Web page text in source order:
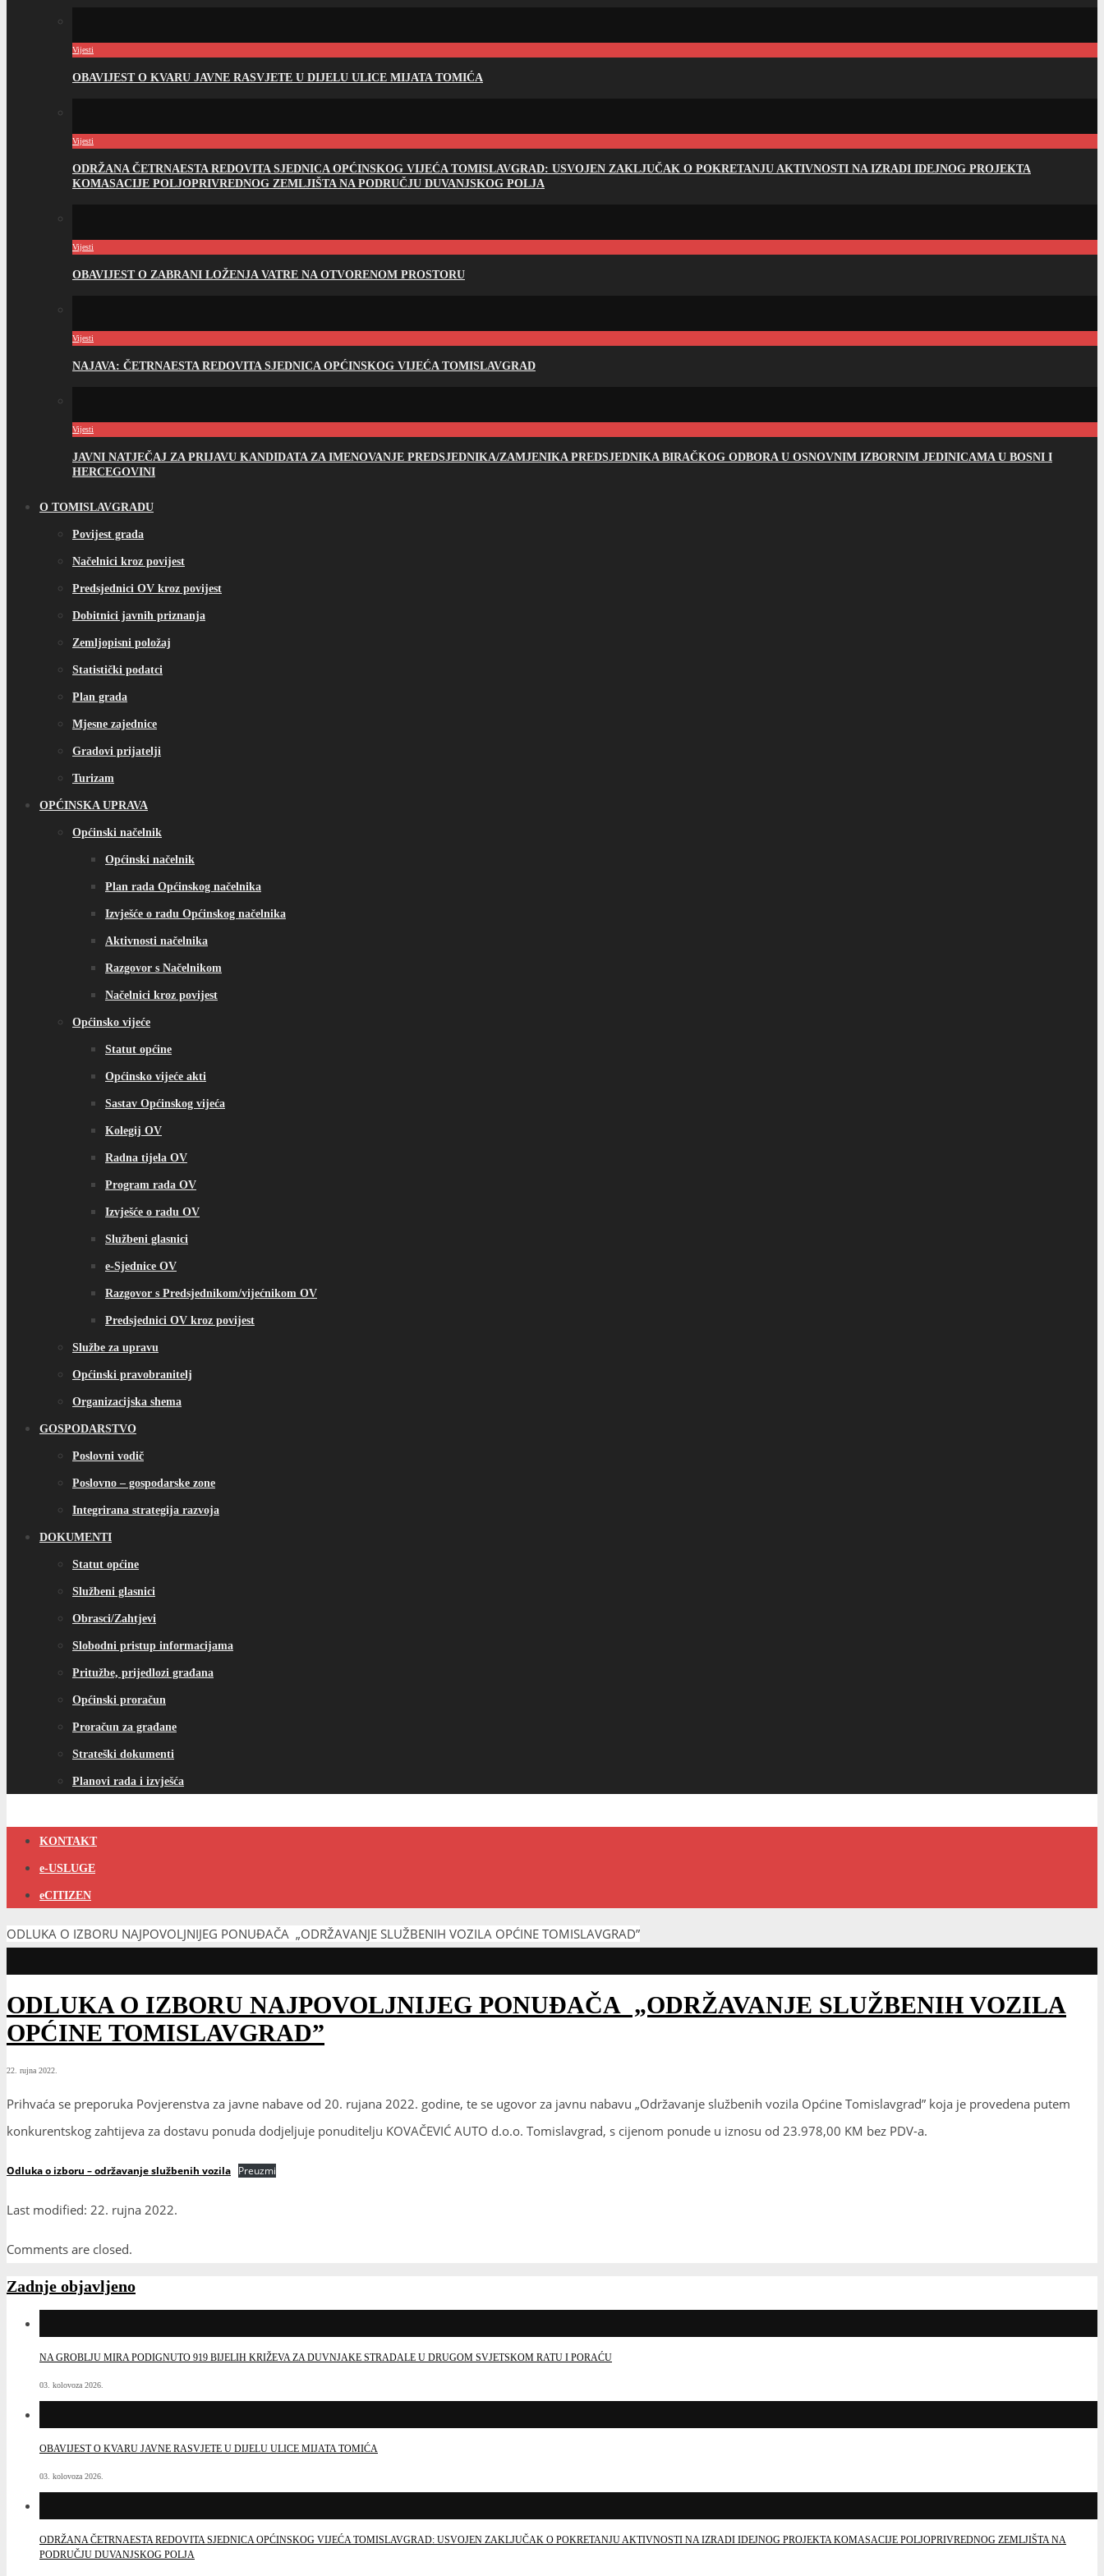
Vijesti
OBAVIJEST O KVARU JAVNE RASVJETE U DIJELU ULICE MIJATA TOMIĆA
Vijesti
ODRŽANA ČETRNAESTA REDOVITA SJEDNICA OPĆINSKOG VIJEĆA TOMISLAVGRAD: USVOJEN ZAKLJUČAK O POKRETANJU AKTIVNOSTI NA IZRADI IDEJNOG PROJEKTA
KOMASACIJE POLJOPRIVREDNOG ZEMLJIŠTA NA PODRUČJU DUVANJSKOG POLJA
Vijesti
OBAVIJEST O ZABRANI LOŽENJA VATRE NA OTVORENOM PROSTORU
Vijesti
NAJAVA: ČETRNAESTA REDOVITA SJEDNICA OPĆINSKOG VIJEĆA TOMISLAVGRAD
Vijesti
JAVNI NATJEČAJ ZA PRIJAVU KANDIDATA ZA IMENOVANJE PREDSJEDNIKA/ZAMJENIKA PREDSJEDNIKA BIRAČKOG ODBORA U OSNOVNIM IZBORNIM JEDINICAMA U BOSNI I
HERCEGOVINI
O TOMISLAVGRADU
Povijest grada
Načelnici kroz povijest
Predsjednici OV kroz povijest
Dobitnici javnih priznanja
Zemljopisni položaj
Statistički podatci
Plan grada
Mjesne zajednice
Gradovi prijatelji
Turizam
OPĆINSKA UPRAVA
Općinski načelnik
Općinski načelnik
Plan rada Općinskog načelnika
Izvješće o radu Općinskog načelnika
Aktivnosti načelnika
Razgovor s Načelnikom
Načelnici kroz povijest
Općinsko vijeće
Statut općine
Općinsko vijeće akti
Sastav Općinskog vijeća
Kolegij OV
Radna tijela OV
Program rada OV
Izvješće o radu OV
Službeni glasnici
e-Sjednice OV
Razgovor s Predsjednikom/vijećnikom OV
Predsjednici OV kroz povijest
Službe za upravu
Općinski pravobranitelj
Organizacijska shema
GOSPODARSTVO
Poslovni vodič
Poslovno – gospodarske zone
Integrirana strategija razvoja
DOKUMENTI
Statut općine
Službeni glasnici
Obrasci/Zahtjevi
Slobodni pristup informacijama
Pritužbe, prijedlozi građana
Općinski proračun
Proračun za građane
Strateški dokumenti
Planovi rada i izvješća
KONTAKT
e-USLUGE
eCITIZEN
ODLUKA O IZBORU NAJPOVOLJNIJEG PONUĐAČA „ODRŽAVANJE SLUŽBENIH VOZILA OPĆINE TOMISLAVGRAD”
ODLUKA O IZBORU NAJPOVOLJNIJEG PONUĐAČA „ODRŽAVANJE SLUŽBENIH VOZILA
OPĆINE TOMISLAVGRAD”
22. rujna 2022.
Prihvaća se preporuka Povjerenstva za javne nabave od 20. rujana 2022. godine, te se ugovor za javnu nabavu „Održavanje službenih vozila Općine Tomislavgrad” koja je provedena putem
konkurentskog zahtijeva za dostavu ponuda dodjeljuje ponuditelju KOVAČEVIĆ AUTO d.o.o. Tomislavgrad, s cijenom ponude u iznosu od 23.978,00 KM bez PDV-a.
Odluka o izboru – održavanje službenih vozila Preuzmi
Last modified: 22. rujna 2022.
Comments are closed.
Zadnje objavljeno
NA GROBLJU MIRA PODIGNUTO 919 BIJELIH KRIŽEVA ZA DUVNJAKE STRADALE U DRUGOM SVJETSKOM RATU I PORAĆU
03. kolovoza 2026.
OBAVIJEST O KVARU JAVNE RASVJETE U DIJELU ULICE MIJATA TOMIĆA
03. kolovoza 2026.
ODRŽANA ČETRNAESTA REDOVITA SJEDNICA OPĆINSKOG VIJEĆA TOMISLAVGRAD: USVOJEN ZAKLJUČAK O POKRETANJU AKTIVNOSTI NA IZRADI IDEJNOG PROJEKTA KOMASACIJE POLJOPRIVREDNOG ZEMLJIŠTA NA
PODRUČJU DUVANJSKOG POLJA